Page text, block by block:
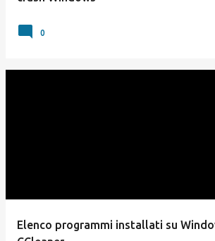
0
Elenco programmi installati su